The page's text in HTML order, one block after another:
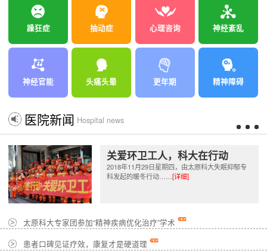
躁狂症 抽动症 心理咨询 神经紊乱
神经官能 头痛头晕 更年期 精神障碍
医院新闻 Hospital news
关爱环卫工人，科大在行动
2018年11月29日星期四，由太原科大失眠抑郁专
科发起的暖冬行动……[详细]
太原科大专家团参加“精神疾病优化治疗”学术
患者口碑见证疗效，康复才是硬道理